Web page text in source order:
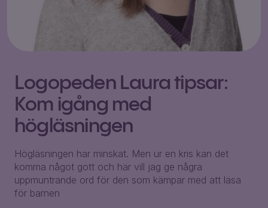
Logopeden Laura tipsar:
Kom igång med
högläsningen
Högläsningen har minskat. Men ur en kris kan det
komma något gott och här vill jag ge några
uppmuntrande ord för den som kämpar med att läsa
för barnen